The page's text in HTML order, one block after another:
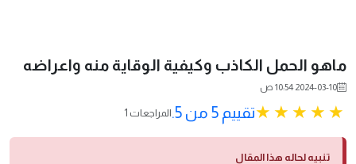
ماهو الحمل الكاذب وكيفية الوقاية منه واعراضه
2024-03-10 10:54 ص
تقييم 5 من 5. 1 المراجعات
تنبيه لحاله هذا المقال